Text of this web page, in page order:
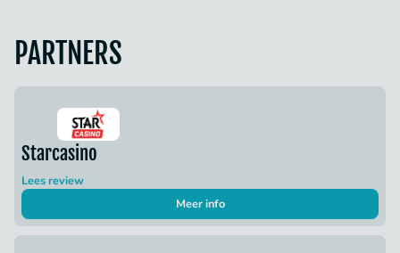
PARTNERS
Starcasino
Lees review
Meer info